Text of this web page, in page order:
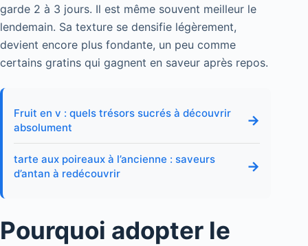
garde 2 à 3 jours. Il est même souvent meilleur le
lendemain. Sa texture se densifie légèrement,
devient encore plus fondante, un peu comme
certains gratins qui gagnent en saveur après repos.
Fruit en v : quels trésors sucrés à découvrir
absolument
→
tarte aux poireaux à l’ancienne : saveurs
d’antan à redécouvrir
→
Pourquoi adopter le